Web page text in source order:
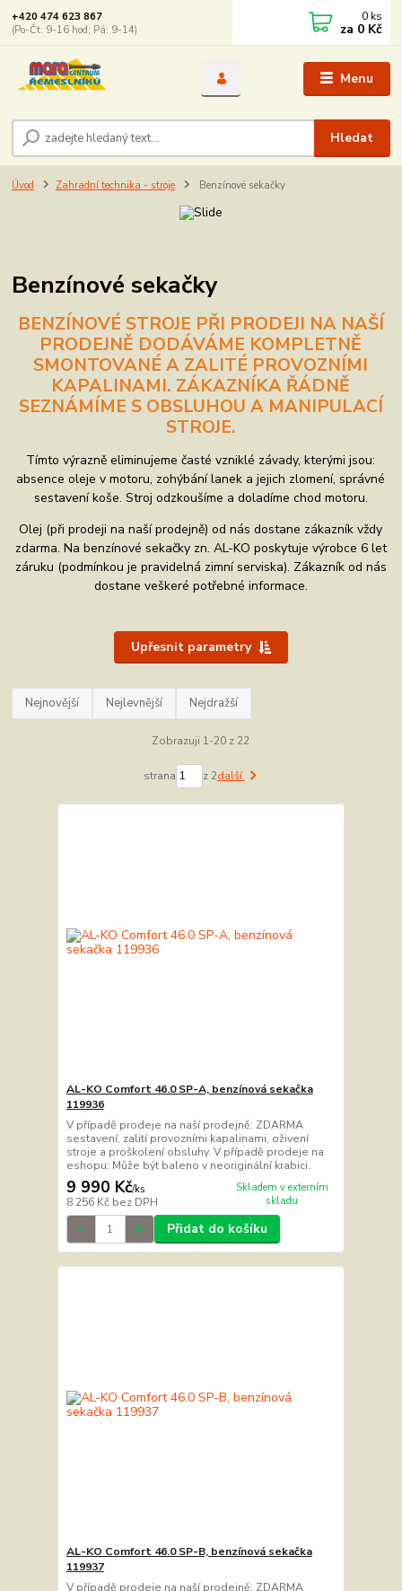
Menu
Hledat
+420 474 623 867
(Po-Čt: 9-16 hod; Pá: 9-14)
0 ks
za 0 Kč
Úvod Zahradní technika - stroje Benzínové sekačky
Benzínové sekačky
BENZÍNOVÉ STROJE PŘI PRODEJI NA NAŠÍ
PRODEJNĚ DODÁVÁME KOMPLETNĚ
SMONTOVANÉ A ZALITÉ PROVOZNÍMI
KAPALINAMI. ZÁKAZNÍKA ŘÁDNĚ
SEZNÁMÍME S OBSLUHOU A MANIPULACÍ
STROJE.
Tímto výrazně eliminujeme časté vzniklé závady, kterými jsou:
absence oleje v motoru, zohýbání lanek a jejich zlomení, správné
sestavení koše. Stroj odzkoušíme a doladíme chod motoru.
Olej (při prodeji na naší prodejně) od nás dostane zákazník vždy
zdarma. Na benzínové sekačky zn. AL-KO poskytuje výrobce 6 let
záruku (podmínkou je pravidelná zimní serviska). Zákazník od nás
dostane veškeré potřebné informace.
Upřesnit parametry
Nejnovější Nejlevnější Nejdražší
Zobrazuji 1-20 z 22
strana z 2další
AL-KO Comfort 46.0 SP-A, benzínová sekačka
119936
V případě prodeje na naší prodejně: ZDARMA
sestavení, zalití provozními kapalinami, oživení
stroje a proškolení obsluhy. V případě prodeje na
eshopu: Může být baleno v neoriginální krabici.
9 990 Kč/ks
8 256 Kč bez DPH
Skladem v externím
skladu
Přidat do košíku
AL-KO Comfort 46.0 SP-B, benzínová sekačka
119937
V případě prodeje na naší prodejně: ZDARMA